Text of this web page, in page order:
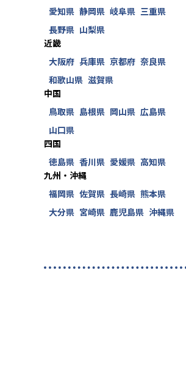
愛知県 静岡県 岐阜県 三重県
長野県 山梨県
近畿
大阪府 兵庫県 京都府 奈良県
和歌山県 滋賀県
中国
鳥取県 島根県 岡山県 広島県
山口県
四国
徳島県 香川県 愛媛県 高知県
九州・沖縄
福岡県 佐賀県 長崎県 熊本県
大分県 宮崎県 鹿児島県 沖縄県